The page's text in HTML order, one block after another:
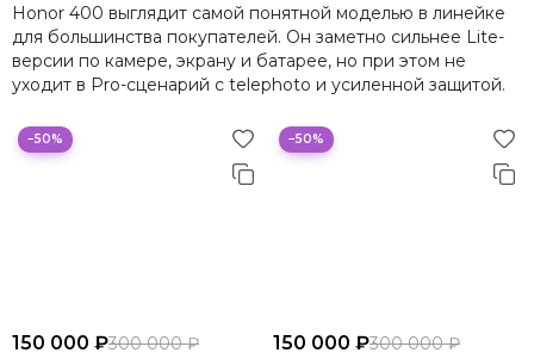
Honor 400 выглядит самой понятной моделью в линейке
для большинства покупателей. Он заметно сильнее Lite-
версии по камере, экрану и батарее, но при этом не
уходит в Pro-сценарий с telephoto и усиленной защитой.
−50%
150 000 ₽300 000 ₽
−50%
150 000 ₽300 000 ₽